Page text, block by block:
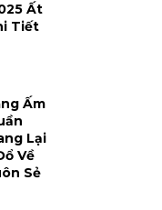
Ất
Tiết
Ấm
Lại
Về
Sẻ